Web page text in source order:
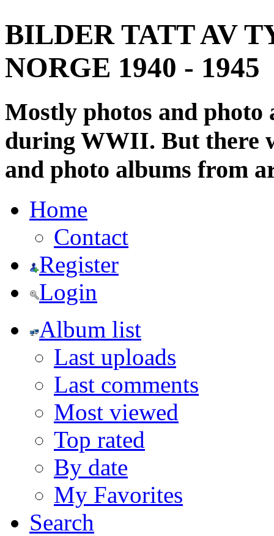
BILDER TATT AV
NORGE 1940 - 1945
Mostly photos and
during WWII. But there
and photo albums from
Home
Contact
Register
Login
Album list
Last uploads
Last comments
Most viewed
Top rated
By date
My Favorites
Search